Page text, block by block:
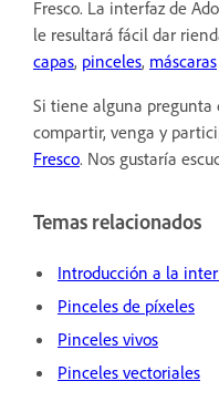
Fresco. La interfaz de
le resultará fácil dar
capas, pinceles, máscaras
Si tiene alguna pregunta
compartir, venga y
Fresco. Nos gustaría
Temas relacionados
Introducción a la
Pinceles de píxeles
Pinceles vivos
Pinceles vectoriales